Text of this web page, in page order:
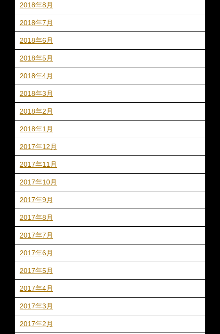
2018年8月
2018年7月
2018年6月
2018年5月
2018年4月
2018年3月
2018年2月
2018年1月
2017年12月
2017年11月
2017年10月
2017年9月
2017年8月
2017年7月
2017年6月
2017年5月
2017年4月
2017年3月
2017年2月